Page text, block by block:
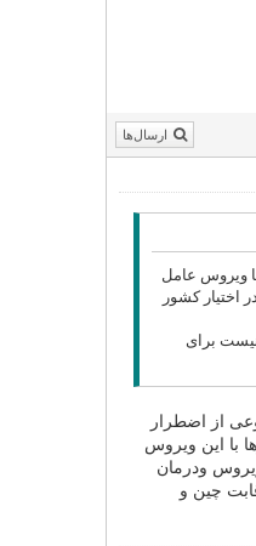
ارسال‌ها
ویروس عامل
اختیار کشور
برای
از اضطرار
با این ویروس
ودرمان
چین و